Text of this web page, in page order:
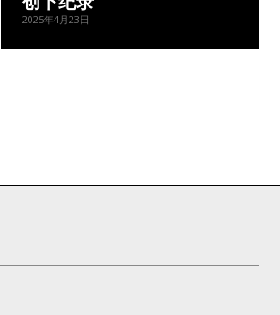
2025年4月23日